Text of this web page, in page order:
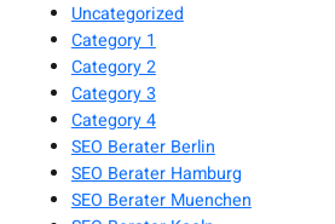
Uncategorized
Category 1
Category 2
Category 3
Category 4
SEO Berater Berlin
SEO Berater Hamburg
SEO Berater Muenchen